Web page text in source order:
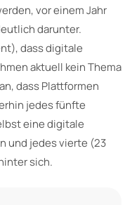
vor einem Jahr
darunter.
dass digitale
aktuell kein Thema
dass Plattformen
jedes fünfte
eine digitale
und jedes vierte (23
sich.